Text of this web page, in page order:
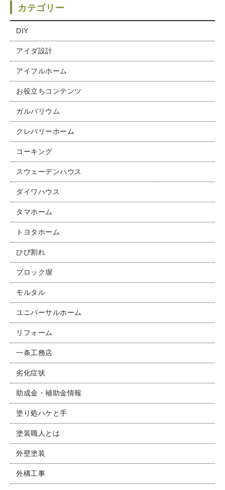
カテゴリー
DIY
アイダ設計
アイフルホーム
お役立ちコンテンツ
ガルバリウム
クレバリーホーム
コーキング
スウェーデンハウス
ダイワハウス
タマホーム
トヨタホーム
ひび割れ
ブロック塀
モルタル
ユニバーサルホーム
リフォーム
一条工務店
劣化症状
助成金・補助金情報
塗り処ハケと手
塗装職人とは
外壁塗装
外構工事